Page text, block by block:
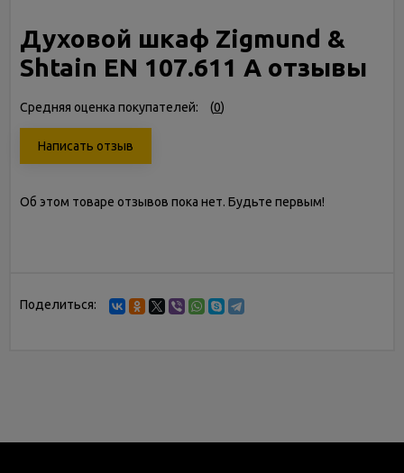
Духовой шкаф Zigmund &
Shtain EN 107.611 A отзывы
Средняя оценка покупателей: (0)
Написать отзыв
Об этом товаре отзывов пока нет. Будьте первым!
Поделиться: